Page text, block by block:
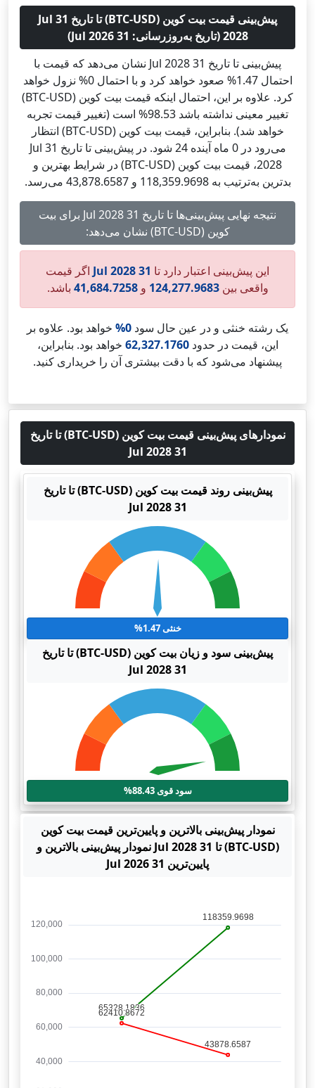
پیش‌بینی قیمت بیت کوین (BTC-USD) تا تاریخ 31 Jul
2028 (تاریخ به‌روزرسانی: 31 Jul 2026)
پیش‌بینی تا تاریخ 31 Jul 2028 نشان می‌دهد که قیمت با
احتمال 1.47% صعود خواهد کرد و با احتمال 0% نزول خواهد
کرد. علاوه بر این، احتمال اینکه قیمت بیت کوین (BTC-USD)
تغییر معینی نداشته باشد 98.53% است (تغییر قیمت تجربه
خواهد شد). بنابراین، قیمت بیت کوین (BTC-USD) انتظار
می‌رود در 0 ماه آینده 24 شود. در پیش‌بینی تا تاریخ 31 Jul
2028، قیمت بیت کوین (BTC-USD) در شرایط بهترین و
بدترین به‌ترتیب به 118,359.9698 و 43,878.6587 می‌رسد.
نتیجه نهایی پیش‌بینی‌ها تا تاریخ 31 Jul 2028 برای بیت
کوین (BTC-USD) نشان می‌دهد:
این پیش‌بینی اعتبار دارد تا 31 Jul 2028
اگر قیمت
واقعی بین124,277.9683 و41,684.7258 باشد.
یک رشته خنثی و در عین حال سود 0%
خواهد بود. علاوه بر
این، قیمت در حدود62,327.1760 خواهد بود. بنابراین،
پیشنهاد می‌شود که با دقت بیشتری آن را خریداری کنید.
نمودارهای پیش‌بینی قیمت بیت کوین (BTC-USD) تا تاریخ
31 Jul 2028
پیش‌بینی روند قیمت بیت کوین (BTC-USD) تا تاریخ
31 Jul 2028
خنثی 1.47%
پیش‌بینی سود و زیان بیت کوین (BTC-USD) تا تاریخ
31 Jul 2028
سود قوی 88.43%
نمودار پیش‌بینی بالاترین و پایین‌ترین قیمت بیت کوین
(BTC-USD) تا 31 Jul 2028 نمودار پیش‌بینی بالاترین و
پایین‌ترین 31 Jul 2026